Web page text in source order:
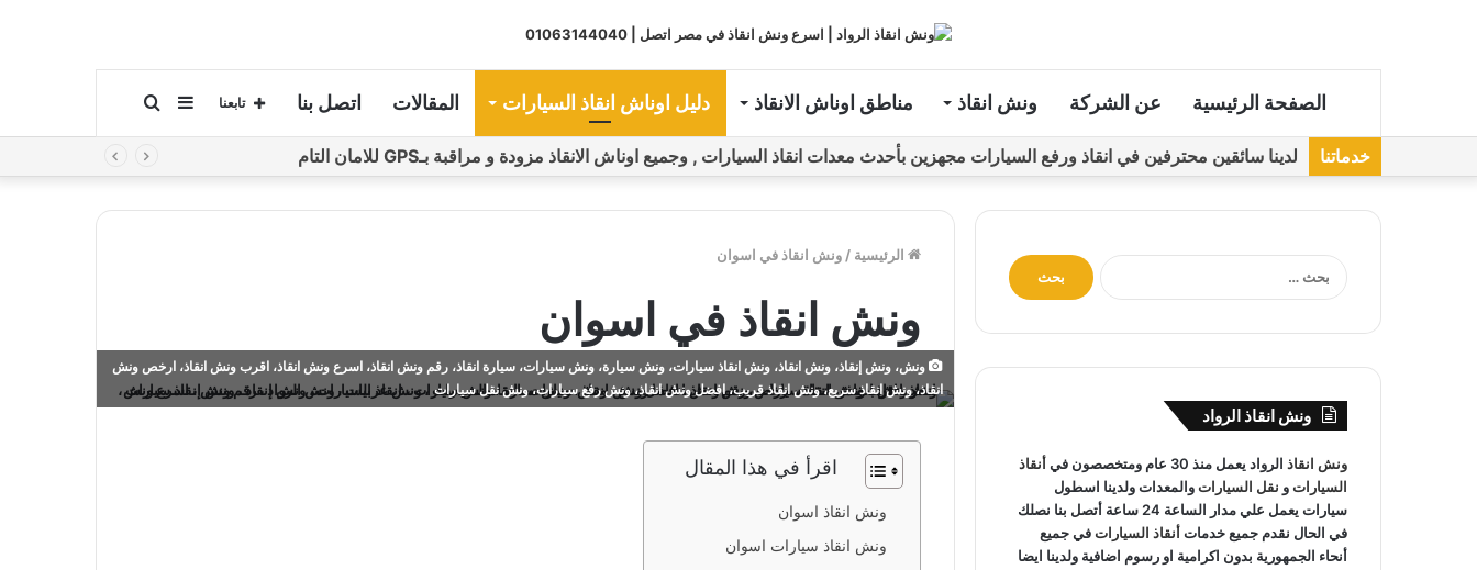
الصفحة الرئيسية عن الشركة ونش انقاذ مناطق اوناش الانقاذ دليل اوناش انقاذ السيارات المقالات اتصل بنا إضافة تابعنا
خدماتنا لدينا سائقين محترفين في انقاذ ورفع السيارات مجهزين بأحدث معدات انقاذ السيارات , وجميع اوناش الانقاذ مزودة و مراقبة بـGPS للامان التام
الرئيسية / ونش انقاذ في اسوان
ونش انقاذ في اسوان
ونش، ونش إنقاذ، ونش انقاذ، ونش انقاذ سيارات، ونش سيارة، ونش سيارات، سيارة انقاذ، رقم ونش انقاذ، اسرع ونش انقاذ، اقرب ونش انقاذ، ارخص ونش
انقاذ، ونش انقاذ سريع، ونش انقاذ قريب، افضل ونش انقاذ، ونش رفع سيارات، ونش نقل سيارات
اقرأ في هذا المقال
ونش انقاذ اسوان
ونش انقاذ سيارات اسوان
ح
ونش انقاذ الرواد
ونش انقاذ الرواد يعمل منذ 30 عام ومتخصصون في
أنقاذ
السياراتو نقل السياراتوالمعدات ولدينا اسطول
سيارات يعمل علي مدار الساعة 24 ساعة أتصل بنا نصلك
في الحال نقدم جميع خدماتأنقاذ السياراتفي جميع
أنحاء الجمهورية بدون اكرامية او رسوم اضافية ولدينا ايضا